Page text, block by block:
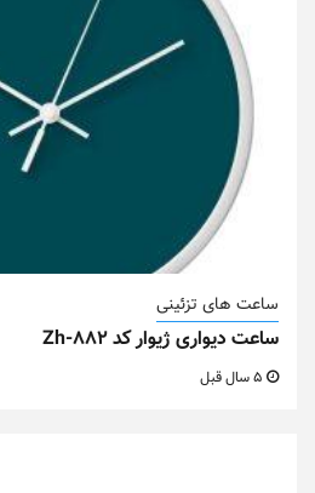
ساعت های تزئینی
ساعت دیواری ژیوار کد Zh-882